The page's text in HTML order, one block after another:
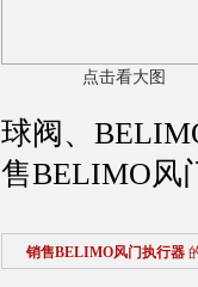
点击看大图
球阀、
售BELIMO风
销售BELIMO风门执行器